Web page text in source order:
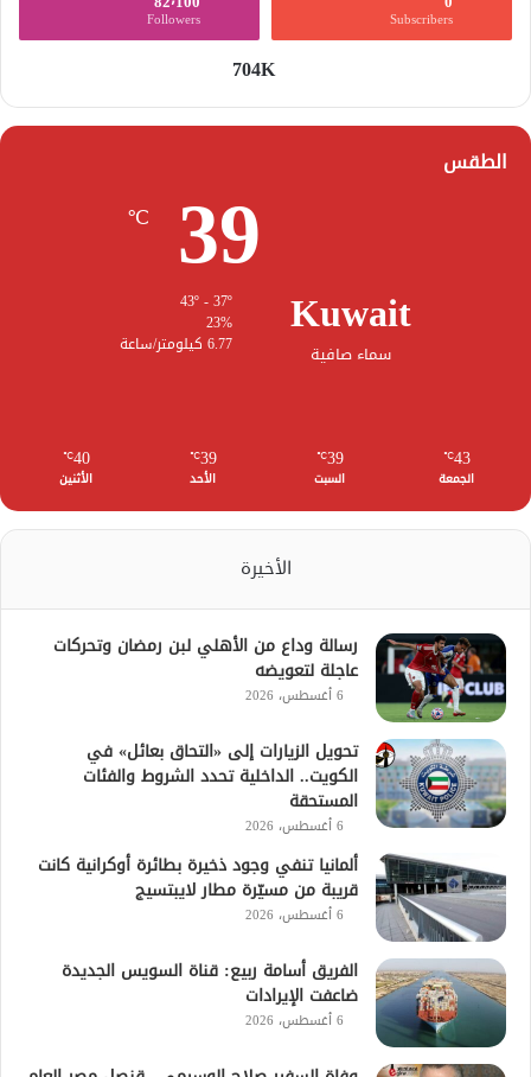
Subscribers
Followers
704K
الطقس
Kuwait
سماء صافية
39
℃
23%
6.77 كيلومتر/ساعة
43
℃
الجمعة
39
℃
السبت
39
℃
الأحد
40
℃
الأثنين
الأخيرة
رسالة وداع من الأهلي لبن رمضان وتحركات
عاجلة لتعويضه
6 أغسطس، 2026
تحويل الزيارات إلى «التحاق بعائل» في
الكويت.. الداخلية تحدد الشروط والفئات
المستحقة
6 أغسطس، 2026
ألمانيا تنفي وجود ذخيرة بطائرة أوكرانية كانت
قريبة من مسيّرة مطار لايبتسيج
6 أغسطس، 2026
الفريق أسامة ربيع: قناة السويس الجديدة
ضاعفت الإيرادات
6 أغسطس، 2026